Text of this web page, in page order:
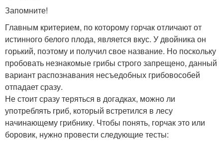
Запомните!
Главным критерием, по которому горчак отличают от
истинного белого плода, является вкус. У двойника он
горький, поэтому и получил свое название. Но поскольку
пробовать незнакомые грибы строго запрещено, данный
вариант распознавания несъедобных грибовособей
отпадает сразу.
Не стоит сразу теряться в догадках, можно ли
употреблять гриб, который встретился в лесу
начинающему грибнику. Чтобы понять, горчак это или
боровик, нужно провести следующие тесты: